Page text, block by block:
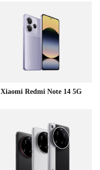
Xiaomi Redmi Note 14 5G